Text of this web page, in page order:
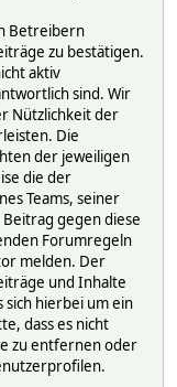
Betreibern
zu bestätigen.
aktiv
sind. Wir
Nützlichkeit der
Die
der jeweiligen
die der
Teams, seiner
gegen diese
Forumregeln
melden. Der
und Inhalte
sich hierbei um ein
dass es nicht
zu entfernen oder